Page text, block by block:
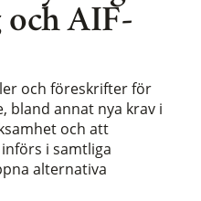
och AIF-
och föreskrifter för
bland annat nya krav i
och att
i samtliga
alternativa